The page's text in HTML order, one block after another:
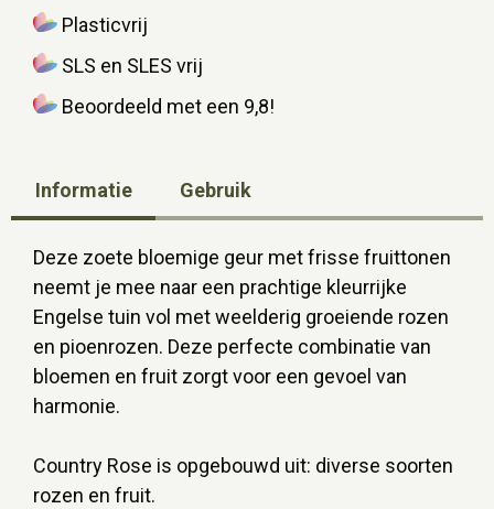
Plasticvrij
SLS en SLES vrij
Beoordeeld met een 9,8!
Informatie Gebruik
Deze zoete bloemige geur met frisse fruittonen
neemt je mee naar een prachtige kleurrijke
Engelse tuin vol met weelderig groeiende rozen
en pioenrozen. Deze perfecte combinatie van
bloemen en fruit zorgt voor een gevoel van
harmonie.
Country Rose is opgebouwd uit: diverse soorten
rozen en fruit.